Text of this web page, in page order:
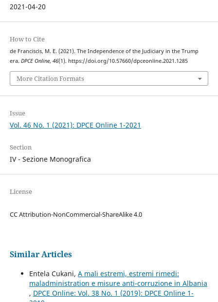
2021-04-20
How to Cite
de Franciscis, M. E. (2021). The Independence of the Judiciary in the Trump
era. DPCE Online, 46(1). https://doi.org/10.57660/dpceonline.2021.1285
More Citation Formats
Issue
Vol. 46 No. 1 (2021): DPCE Online 1-2021
Section
IV - Sezione Monografica
License
CC Attribution-NonCommercial-ShareAlike 4.0
Similar Articles
Entela Cukani, A mali estremi, estremi rimedi:
maladministration e misure anti-corruzione in Albania
, DPCE Online: Vol. 38 No. 1 (2019): DPCE Online 1-